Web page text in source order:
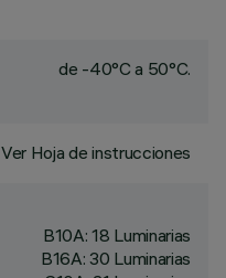
de -40°C a 50°C.
Ver Hoja de instrucciones
B10A: 18 Luminarias
B16A: 30 Luminarias